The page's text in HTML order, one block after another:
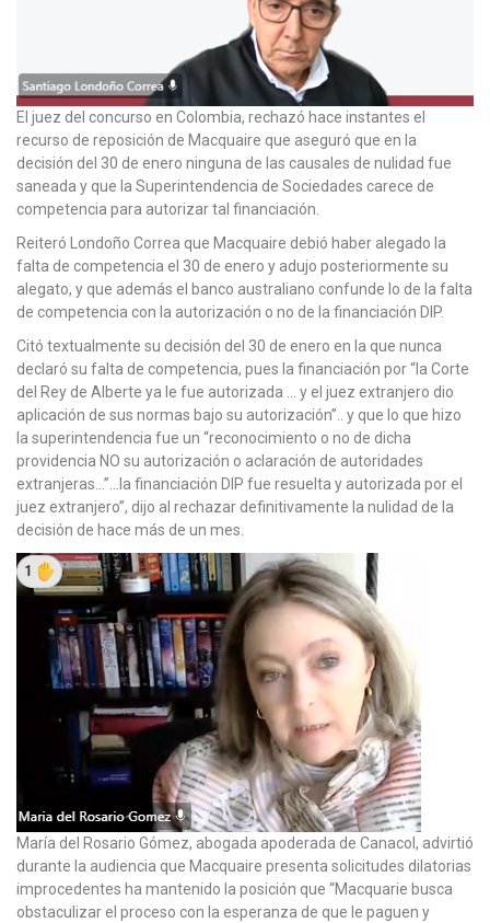
El juez del concurso en Colombia, rechazó hace instantes el
recurso de reposición de Macquaire que aseguró que en la
decisión del 30 de enero ninguna de las causales de nulidad fue
saneada y que la Superintendencia de Sociedades carece de
competencia para autorizar tal financiación.
Reiteró Londoño Correa que Macquaire debió haber alegado la
falta de competencia el 30 de enero y adujo posteriormente su
alegato, y que además el banco australiano confunde lo de la falta
de competencia con la autorización o no de la financiación DIP.
Citó textualmente su decisión del 30 de enero en la que nunca
declaró su falta de competencia, pues la financiación por “la Corte
del Rey de Alberte ya le fue autorizada … y el juez extranjero dio
aplicación de sus normas bajo su autorización”.. y que lo que hizo
la superintendencia fue un “reconocimiento o no de dicha
providencia NO su autorización o aclaración de autoridades
extranjeras…”…la financiación DIP fue resuelta y autorizada por el
juez extranjero”, dijo al rechazar definitivamente la nulidad de la
decisión de hace más de un mes.
María del Rosario Gómez, abogada apoderada de Canacol, advirtió
durante la audiencia que Macquaire presenta solicitudes dilatorias
improcedentes ha mantenido la posición que “Macquarie busca
obstaculizar el proceso con la esperanza de que le paguen y